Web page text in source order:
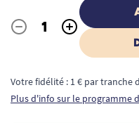
Quantité
- +
Votre fidélité : 1 € par tranche
Plus d'info sur le programme